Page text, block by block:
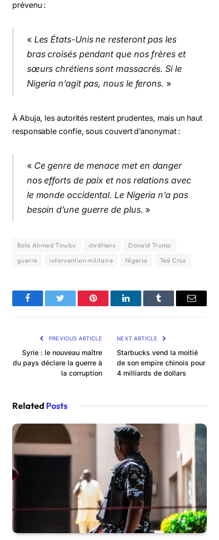
prévenu :
« Les États-Unis ne resteront pas les
bras croisés pendant que nos frères et
sœurs chrétiens sont massacrés. Si le
Nigeria n’agit pas, nous le ferons. »
À Abuja, les autorités restent prudentes, mais un haut
responsable confie, sous couvert d’anonymat :
« Ce genre de menace met en danger
nos efforts de paix et nos relations avec
le monde occidental. Le Nigeria n’a pas
besoin d’une guerre de plus. »
Bola Ahmed Tinubu chrétiens
Donald Trump
guerre
intervention militaire Nigeria Ted Cruz
FacebookTwitter Pinterest LinkedInTumblr Email
PREVIOUS ARTICLE
Syrie : le nouveau maître
du pays déclare la guerre à
la corruption
NEXT ARTICLE
Starbucks vend la moitié
de son empire chinois pour
4 milliards de dollars
Related Posts